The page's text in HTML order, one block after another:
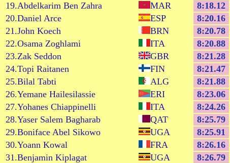
19.Abdelkarim Ben Zahra
MAR 8:18.12
20.Daniel Arce
ESP 8:20.16
21.John Koech
BRN 8:20.78
22.Osama Zoghlami
ITA 8:20.88
23.Zak Seddon
GBR 8:21.28
24.Topi Raitanen
FIN 8:21.47
25.Bilal Tabti
ALG 8:21.88
26.Yemane Hailesilassie
ERI 8:23.06
27.Yohanes Chiappinelli
ITA 8:24.26
28.Yaser Salem Bagharab
QAT 8:25.79
29.Boniface Abel Sikowo
UGA 8:25.91
30.Yoann Kowal
FRA 8:26.16
31.Benjamin Kiplagat
UGA 8:26.79